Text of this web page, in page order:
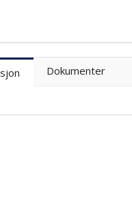
Dokumenter